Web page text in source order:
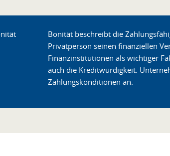
Bonität beschreibt die
Privatperson seinen finanziellen
Finanzinstitutionen als wichtiger
auch die Kreditwürdigkeit.
Zahlungskonditionen an.